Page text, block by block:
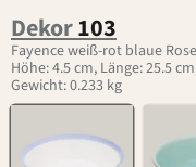
Dekor103
Fayence weiß-rot blaue
Höhe: 4.5 cm, Länge: 25.5
Gewicht: 0.233 kg